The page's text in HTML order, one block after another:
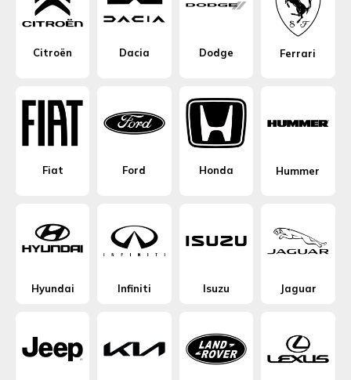
Citroën Dacia Dodge Ferrari
Fiat Ford Honda Hummer
Hyundai Infiniti Isuzu Jaguar